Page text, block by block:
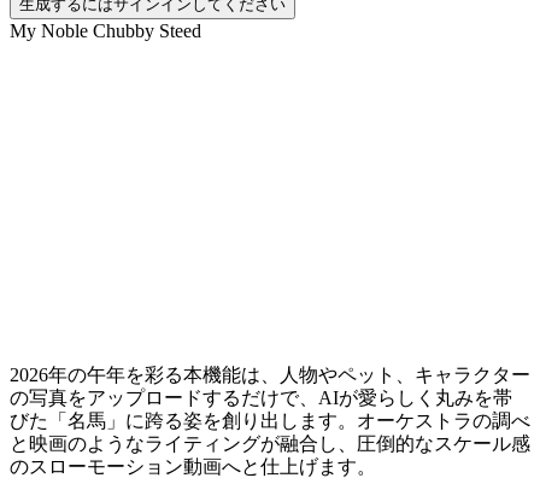
生成するにはサインインしてください
My Noble Chubby Steed
2026年の午年を彩る本機能は、人物やペット、キャラクター
の写真をアップロードするだけで、AIが愛らしく丸みを帯
びた「名馬」に跨る姿を創り出します。オーケストラの調べ
と映画のようなライティングが融合し、圧倒的なスケール感
のスローモーション動画へと仕上げます。